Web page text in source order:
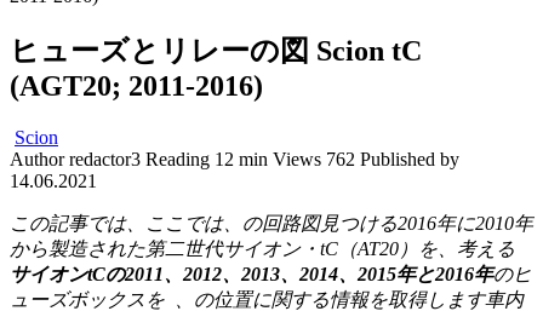
ヒューズとリレーの図 Scion tC
(AGT20; 2011-2016)
Scion
Author redactor3 Reading 12 min Views 762 Published by
14.06.2021
この記事では、ここでは、の回路図見つける2016年に2010年
から製造された第二世代サイオン・tC（AT20）を、考える
サイオンtCの2011、2012、2013、2014、2015年と2016年のヒ
ューズボックスを 、の位置に関する情報を取得します車内